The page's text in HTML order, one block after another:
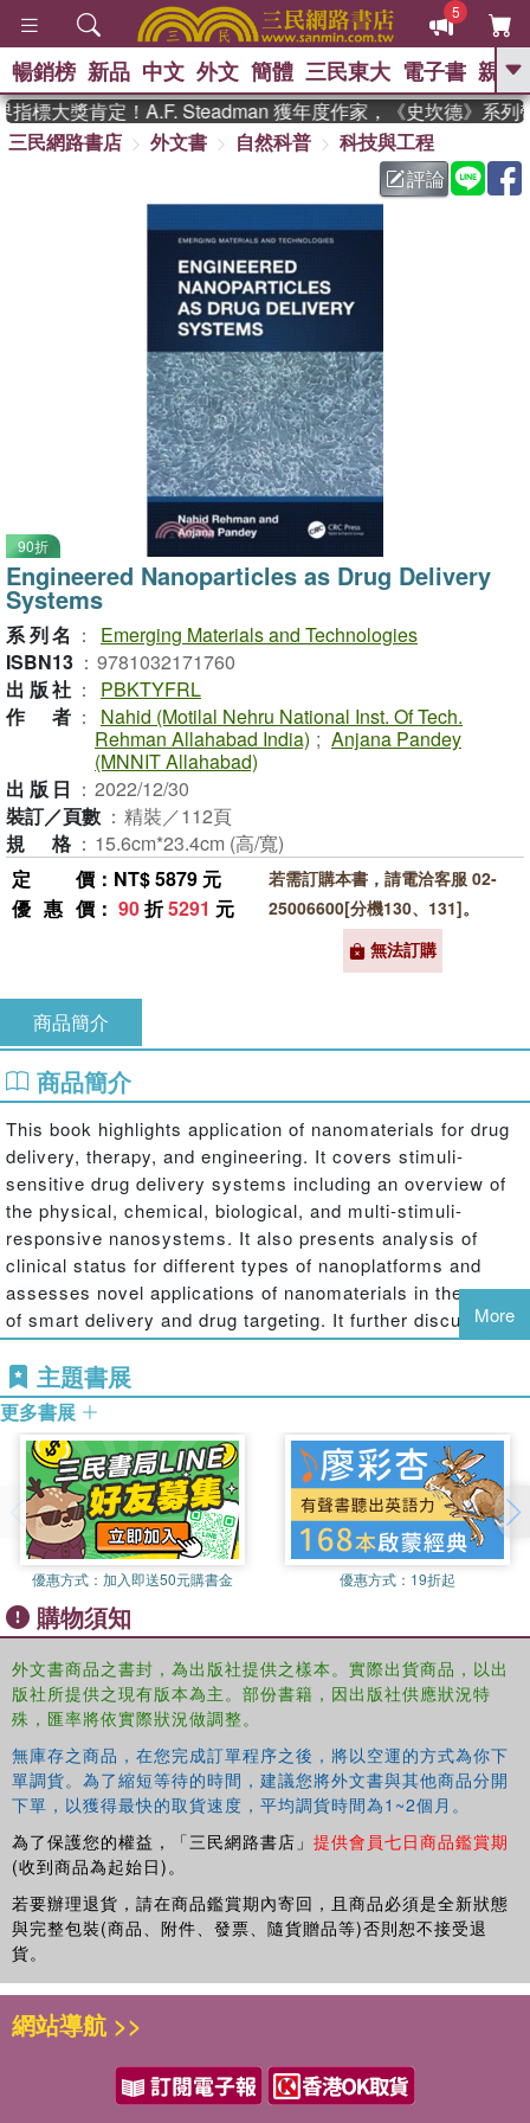
5
GO
熱搜： 東野圭吾 、 高希均教授回憶錄
父親節 、 如果歷
暑期推薦 、 國際布克
登輝時代 、 數學女孩：黎曼猜想
偉大的迷走神經
暢銷榜 新品 中文 外文 簡體 三民東大 電子書 親子
標大獎肯定！A.F. Steadman 獲年度作家，《史坎德》系列
三民網路書店
外文書 自然科普
科技與工程
評論
90折
Engineered Nanoparticles as Drug Delivery
Systems
系列名 ：
Emerging Materials and Technologies
ISBN13 ： 9781032171760
出版社 ：
PBKTYFRL
作者 ：
Nahid (Motilal Nehru National Inst. Of Tech.
Rehman Allahabad India) ; Anjana Pandey
(MNNIT Allahabad)
出版日 ： 2022/12/30
裝訂／頁數 ： 精裝／112頁
規格 ： 15.6cm*23.4cm (高/寬)
定價 ：NT$ 5879 元
優惠價 ： 90折5291 元
若需訂購本書，請電洽客服 02-
25006600[分機130、131]。
無法訂購
商品簡介
商品簡介
This book highlights application of nanomaterials for drug
delivery, therapy, and engineering. It covers stimuli-
sensitive drug delivery systems including an overview of
the physical, chemical, biological, and multi-stimuli-
responsive nanosystems. It also presents analysis of
clinical status for different types of nanoplatforms and
assesses novel applications of nanomaterials in the areas
of smart delivery and drug targeting. It further discusses
the advantages and disadvantages of each application of
pertinent nanomaterials.
Features:
Provides academic introduction to the uses of nanotechnology in
drug delivery.
Discusses use of nanomaterials in targeting a drug to specific
tissues and cells.
Presents an analysis of clinical status for different types of
Covers applications in drug delivery, therapy, and engineering.
Focuses on how novel nanotechnology-orientated methods can
help improve treatment.
This book is aimed at researchers and graduate students
in biomedical and biochemical engineering,
pharmaceutical, chemical and bioprocess engineering,
materials science, and drug delivery mechanisms.
More
主題書展
更多書展
優惠方式： 加入即送50元購書金 優惠方式： 19折起
購物須知
外文書商品之書封，為出版社提供之樣本。實際出貨商品，以出
版社所提供之現有版本為主。部份書籍，因出版社供應狀況特
殊，匯率將依實際狀況做調整。
無庫存之商品，在您完成訂單程序之後，將以空運的方式為你下
單調貨。為了縮短等待的時間，建議您將外文書與其他商品分開
下單，以獲得最快的取貨速度，平均調貨時間為1~2個月。
為了保護您的權益，「三民網路書店」 提供會員七日商品鑑賞期
(收到商品為起始日)。
若要辦理退貨，請在商品鑑賞期內寄回，且商品必須是全新狀態
與完整包裝(商品、附件、發票、隨貨贈品等)否則恕不接受退
貨。
網站導航 >>